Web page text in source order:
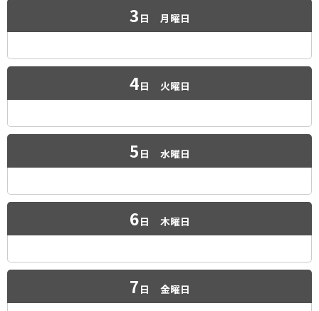
3 日 月曜日
4日 火曜日
5 日 水曜日
6日 木曜日
7 日 金曜日